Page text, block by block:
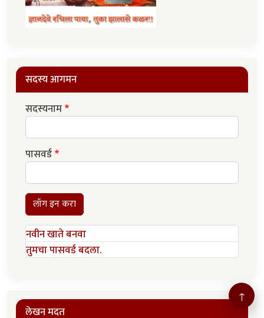
सदस्य आगमन
सदस्यनाम
पासवर्ड
लॉग इन करा
नवीन खाते बनवा
तुमचा पासवर्ड बदला.
लेखन मदत
↑